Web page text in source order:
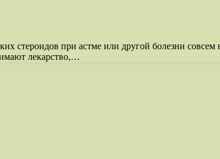
стероидов при астме или другой болезни
лекарство,…